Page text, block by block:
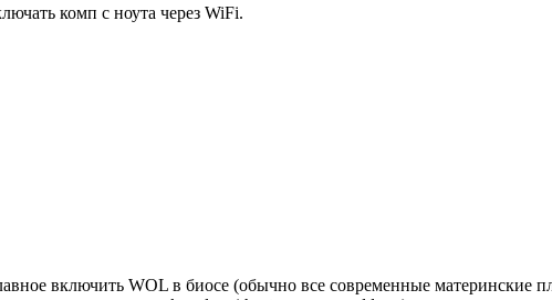
комп с ноута через WiFi.
включить WOL в биосе (обычно все современные материнские